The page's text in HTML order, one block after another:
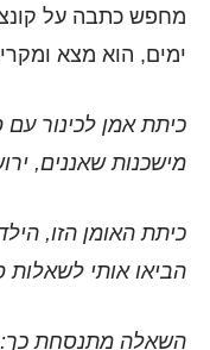
מחפש כתבה על
ימים, הוא מצא
כיתת אמן לכינור עם
מישכנות שאננים,
כיתת האומן הזו,
הביאו אותי לשאלות
השאלה מתנסחת כך: